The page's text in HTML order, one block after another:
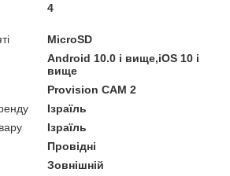
4
MicroSD
Android 10.0 і вище,iOS 10 і
вище
Provision CAM 2
Ізраїль
Ізраїль
Провідні
Зовнішній